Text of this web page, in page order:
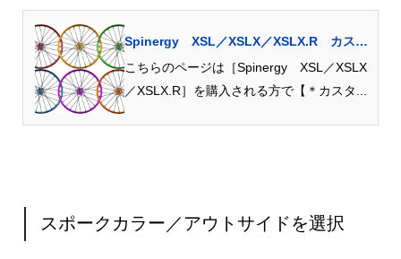
Spinergy XSL／XSLX／XSLX.R カスタ
ムオーダー
こちらのページは［Spinergy XSL／XSLX
／XSLX.R］を購入される方で【＊カスタ...
スポークカラー／アウトサイドを選択